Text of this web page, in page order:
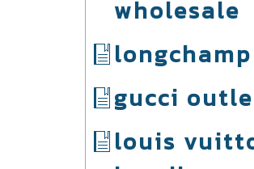
wholesale
longchamp
gucci
louis